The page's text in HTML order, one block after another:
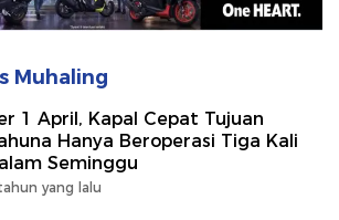
Muhaling
1 April, Kapal Cepat Tujuan
Hanya Beroperasi Tiga Kali
Seminggu
yang lalu